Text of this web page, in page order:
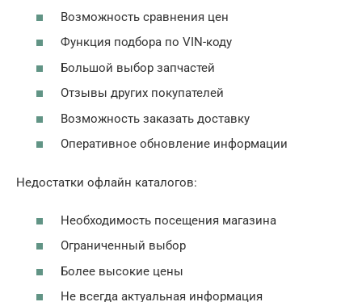
Возможность сравнения цен
Функция подбора по VIN-коду
Большой выбор запчастей
Отзывы других покупателей
Возможность заказать доставку
Оперативное обновление информации
Недостатки офлайн каталогов:
Необходимость посещения магазина
Ограниченный выбор
Более высокие цены
Не всегда актуальная информация